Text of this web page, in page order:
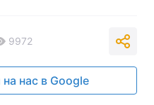
9972
на нас в Google